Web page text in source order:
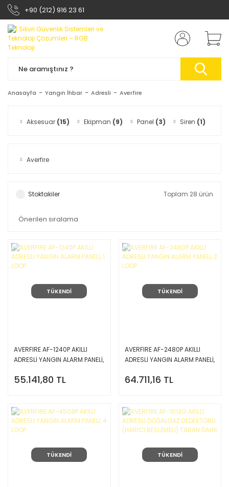
+90 (212) 916 23 61
Anasayfa Yangın İhbar Adresli Averfire
Aksesuar (15) Ekipman (9) Panel (3) Siren (1)
Averfire
Stoktakiler Toplam 28 ürün
TÜKENDİ
AVERFIRE AF-1240P AKILLI
ADRESLİ YANGIN ALARM PANELİ,
55.141,80 TL
TÜKENDİ
AVERFIRE AF-2480P AKILLI
ADRESLİ YANGIN ALARM PANELİ,
64.711,16 TL
TÜKENDİ TÜKENDİ